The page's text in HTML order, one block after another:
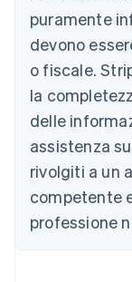
puramente
devono
o fiscale.
la
delle
assistenza
rivolgiti a un
competente
professione
Deutsch
Belgio
Nederlands
Português
Bulgaria
English
Canada
English
Cina
Cipro
English